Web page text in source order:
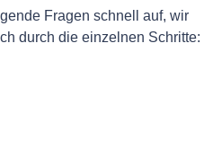
Fragen schnell auf, wir
durch die einzelnen Schritte: